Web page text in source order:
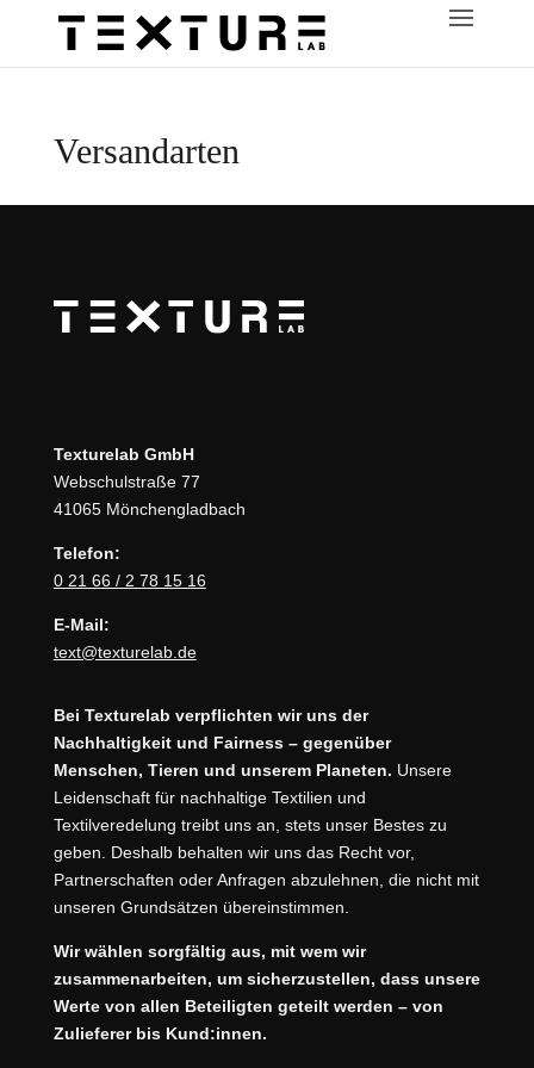
Versandarten
Texturelab GmbH
Webschulstraße 77
41065 Mönchengladbach
Telefon:
0 21 66 / 2 78 15 16
E-Mail:
text@texturelab.de
Bei Texturelab verpflichten wir uns der
Nachhaltigkeit und Fairness – gegenüber
Menschen, Tieren und unserem Planeten. Unsere
Leidenschaft für nachhaltige Textilien und
Textilveredelung treibt uns an, stets unser Bestes zu
geben. Deshalb behalten wir uns das Recht vor,
Partnerschaften oder Anfragen abzulehnen, die nicht mit
unseren Grundsätzen übereinstimmen.
Wir wählen sorgfältig aus, mit wem wir
zusammenarbeiten, um sicherzustellen, dass unsere
Werte von allen Beteiligten geteilt werden – von
Zulieferer bis Kund:innen.